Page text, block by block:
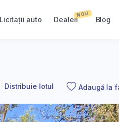
Licitații auto Dealeri
NOU
Blog
Distribuie lotul Adaugă la